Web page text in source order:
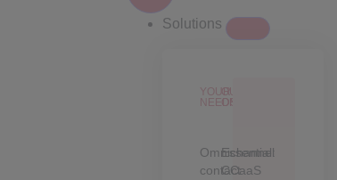
Solutions
YOUR
NEEDS
Omnichannel
contact
OUR
OFFERS
Essential:
CCaaS